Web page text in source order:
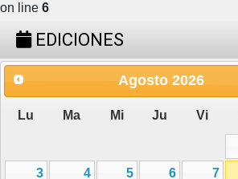
on line 6
EDICIONES
Agosto 2026
Lu Ma Mi Ju Vi
3
4 5 6 7